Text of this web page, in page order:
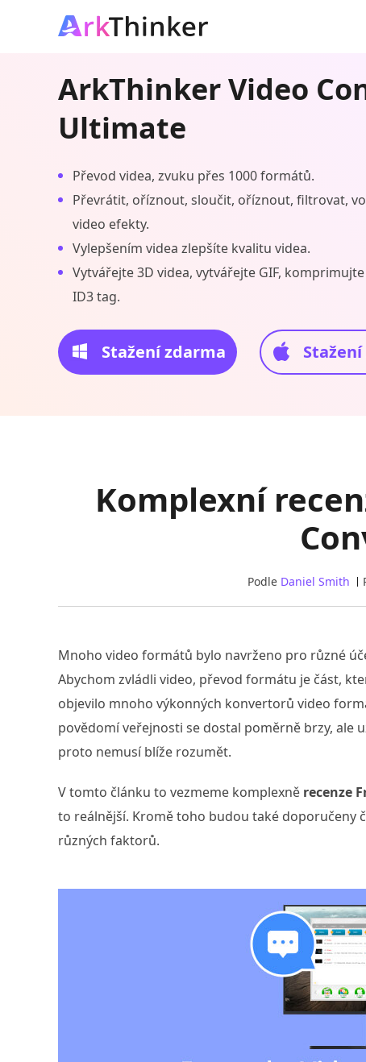
ArkThinker Video
Ultimate
Převod videa, zvuku přes 1000 formátů.
Převrátit, oříznout, sloučit, oříznout, filtrovat,
video efekty.
Vylepšením videa zlepšíte kvalitu videa.
Vytvářejte 3D videa, vytvářejte GIF,
ID3 tag.
Stažení zdarma
Komplexní
Podle Daniel Smith
Mnoho video formátů bylo navrženo pro různé
Abychom zvládli video, převod formátu je část,
objevilo mnoho výkonných konvertorů video
povědomí veřejnosti se dostal poměrně brzy, ale
proto nemusí blíže rozumět.
V tomto článku to vezmeme komplexně recenze
to reálnější. Kromě toho budou také doporučeny
různých faktorů.